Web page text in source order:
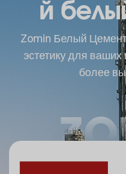
й
Zomin Белый
эстетику для
более